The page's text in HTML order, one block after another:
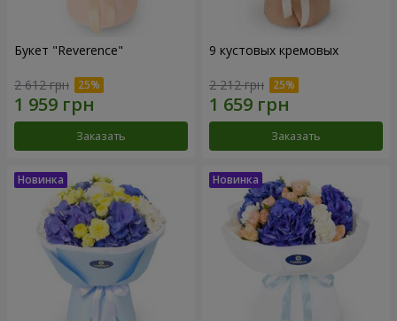
Букет "Reverence"
2 612 грн
Заказать
9 кустовых кремовых
2 212 грн
Заказать